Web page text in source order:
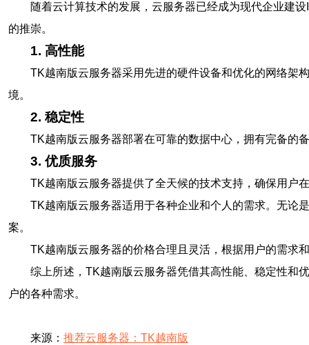
随着云计算技术的发展，云服务器已经成为现代企业建
的推崇。
1. 高性能
TK越南版云服务器采用先进的硬件设备和优化的网络架
境。
2. 稳定性
TK越南版云服务器部署在可靠的数据中心，拥有完备的
3. 优质服务
TK越南版云服务器提供了全天候的技术支持，确保用户
TK越南版云服务器适用于各种企业和个人的需求。无论
案。
TK越南版云服务器的价格合理且灵活，根据用户的需求
综上所述，TK越南版云服务器凭借其高性能、稳定性和
户的各种需求。
来源： 推荐云服务器：TK越南版